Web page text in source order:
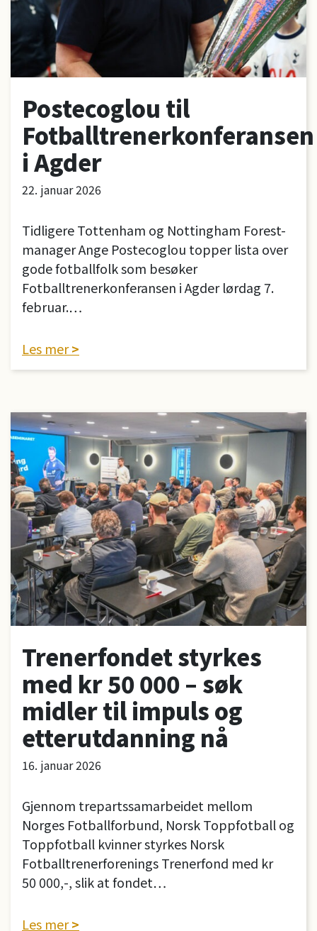
22. januar 2026
Postecoglou til
Fotballtrenerkonferansen
i Agder
Tidligere Tottenham og Nottingham Forest-
manager Ange Postecoglou topper lista over
gode fotballfolk som besøker
Fotballtrenerkonferansen i Agder lørdag 7.
februar.…
Les mer
16. januar 2026
Trenerfondet styrkes
med kr 50 000 – søk
midler til impuls og
etterutdanning nå
Gjennom trepartssamarbeidet mellom
Norges Fotballforbund, Norsk Toppfotball og
Toppfotball kvinner styrkes Norsk
Fotballtrenerforenings Trenerfond med kr
50 000,-, slik at fondet…
Les mer